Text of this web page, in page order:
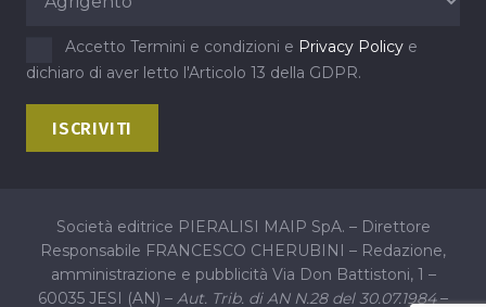
Accetto Termini e condizioni e Privacy Policy e
dichiaro di aver letto l'Articolo 13 della GDPR.
Società editrice PIERALISI MAIP SpA. – Direttore
Responsabile FRANCESCO CHERUBINI – Redazione,
amministrazione e pubblicità Via Don Battistoni, 1 –
60035 JESI (AN) – Aut. Trib. di AN N.28 del 30.07.1984–